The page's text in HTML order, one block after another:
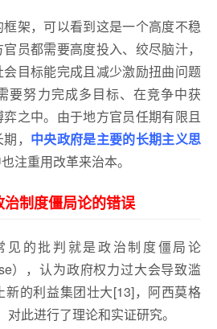
架，可以看到这是一个高度不稳
员都需要高度投入、绞尽脑汁，
目标能完成且减少激励扭曲问题
要努力完成多目标、在竞争中获
之中。由于地方官员任期有限且
， 中央政府是主要的长期主义思
注重用改革来治本。
治制度僵局论的错误
见的批判就是政治制度僵局论
），认为政府权力过大会导致滥
新的利益集团壮大[13]，阿西莫格
此进行了理论和实证研究。